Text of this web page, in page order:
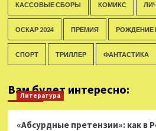
КАССОВЫЕ СБОРЫ КОМИКС
ОСКАР 2024 ПРЕМИЯ РОЖДЕНИЕ
СПОРТ ТРИЛЛЕР ФАНТАСТИКА
Вам будет интересно:
Литература
«Абсурдные претензии»: как в